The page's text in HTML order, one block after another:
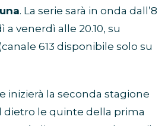
. La serie sarà in onda dall’8
venerdì alle 20.10, su
613 disponibile solo su
inizierà la seconda stagione
dietro le quinte della prima